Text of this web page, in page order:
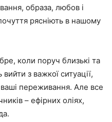
образа, любов і
рясніють в нашому
коли поруч близькі та
з важкої ситуації,
переживання. Але все
– ефірних оліях,